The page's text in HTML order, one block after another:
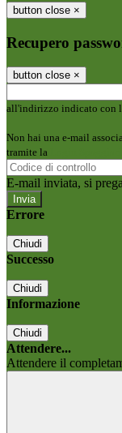
button close ×
Recupero
button close ×
all'indirizzo indicato con
Non hai una e-mail
tramite la
E-mail inviata, si
Errore
Chiudi
Successo
Chiudi
Informazione
Chiudi
Attendere...
Attendere il